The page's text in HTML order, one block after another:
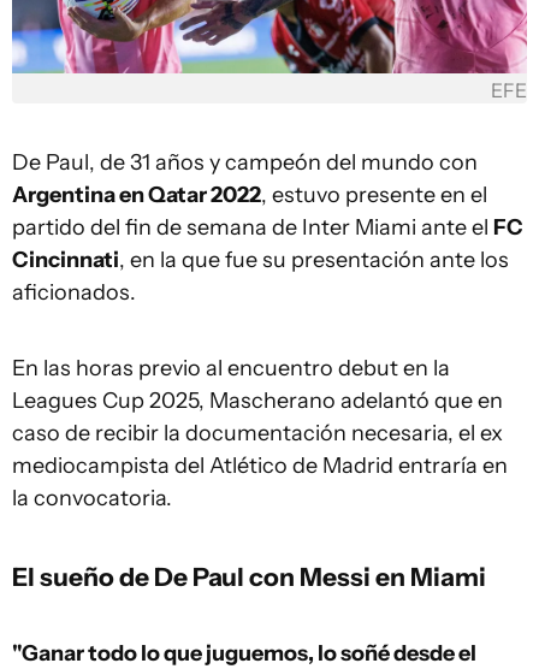
EFE
De Paul, de 31 años y campeón del mundo con
Argentina en Qatar 2022, estuvo presente en el
partido del fin de semana de Inter Miami ante el FC
Cincinnati, en la que fue su presentación ante los
aficionados.
En las horas previo al encuentro debut en la
Leagues Cup 2025, Mascherano adelantó que en
caso de recibir la documentación necesaria, el ex
mediocampista del Atlético de Madrid entraría en
la convocatoria.
El sueño de De Paul con Messi en Miami
"Ganar todo lo que juguemos, lo soñé desde el